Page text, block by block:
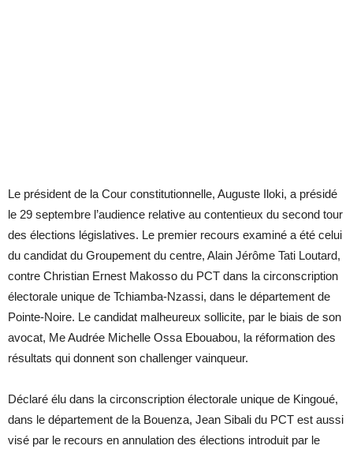
Le président de la Cour constitutionnelle, Auguste Iloki, a présidé
le 29 septembre l’audience relative au contentieux du second tour
des élections législatives. Le premier recours examiné a été celui
du candidat du Groupement du centre, Alain Jérôme Tati Loutard,
contre Christian Ernest Makosso du PCT dans la circonscription
électorale unique de Tchiamba-Nzassi, dans le département de
Pointe-Noire. Le candidat malheureux sollicite, par le biais de son
avocat, Me Audrée Michelle Ossa Ebouabou, la réformation des
résultats qui donnent son challenger vainqueur.
Déclaré élu dans la circonscription électorale unique de Kingoué,
dans le département de la Bouenza, Jean Sibali du PCT est aussi
visé par le recours en annulation des élections introduit par le